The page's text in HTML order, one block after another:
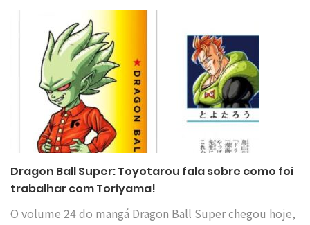
Dragon Ball Super: Toyotarou fala sobre como foi
trabalhar com Toriyama!
O volume 24 do mangá Dragon Ball Super chegou hoje,